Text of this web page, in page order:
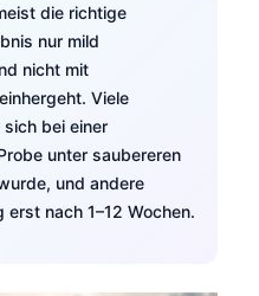
die richtige
nur mild
nicht mit
Viele
bei einer
unter saubereren
und andere
nach 1–12 Wochen.